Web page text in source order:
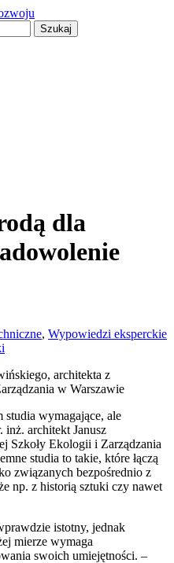
Szukaj
dla
, Wypowiedzi eksperckie
architekta z
w Warszawie
wymagające, ale
architekt Janusz
Szkoły Ekologii i Zarządzania
studia to takie, które łączą
związanych bezpośrednio z
np. z historią sztuki czy nawet
istotny, jednak
mierze wymaga
swoich umiejętności. –